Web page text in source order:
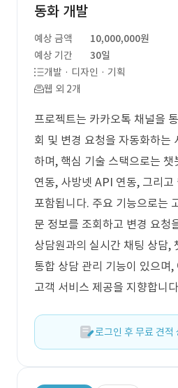
동화 개발
예상 금액
10,000,000원
예상 기간
30일
개발 · 디자인 · 기획
웹 외 2개
프로젝트는 카카오톡 채널을
회 및 변경 요청을 자동화하는
하며, 핵심 기술 스택으로는
연동, 사방넷 API 연동, 그리고
포함됩니다. 주요 기능으로는
문 정보를 조회하고 변경 요청
상담원과의 실시간 채팅 상담,
통합 상담 관리 기능이 있으며,
고객 서비스 제공을 지향합니
로그인 후 무료 견적